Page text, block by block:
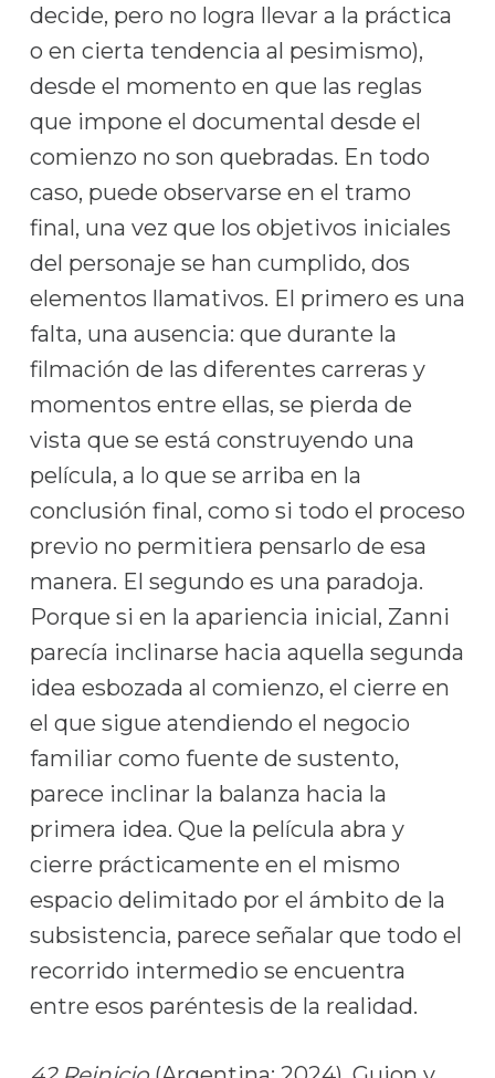
decide, pero no logra llevar a la práctica
o en cierta tendencia al pesimismo),
desde el momento en que las reglas
que impone el documental desde el
comienzo no son quebradas. En todo
caso, puede observarse en el tramo
final, una vez que los objetivos iniciales
del personaje se han cumplido, dos
elementos llamativos. El primero es una
falta, una ausencia: que durante la
filmación de las diferentes carreras y
momentos entre ellas, se pierda de
vista que se está construyendo una
película, a lo que se arriba en la
conclusión final, como si todo el proceso
previo no permitiera pensarlo de esa
manera. El segundo es una paradoja.
Porque si en la apariencia inicial, Zanni
parecía inclinarse hacia aquella segunda
idea esbozada al comienzo, el cierre en
el que sigue atendiendo el negocio
familiar como fuente de sustento,
parece inclinar la balanza hacia la
primera idea. Que la película abra y
cierre prácticamente en el mismo
espacio delimitado por el ámbito de la
subsistencia, parece señalar que todo el
recorrido intermedio se encuentra
entre esos paréntesis de la realidad.